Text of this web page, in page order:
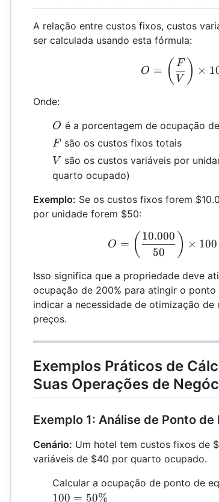
A relação entre custos fixos, custos
ser calculada usando esta fórmula:
O =
O = ( V
F ) ×
Onde:
O
O é a porcentagem de ocupação
F
F são os custos fixos totais
V
V são os custos variáveis por
quarto ocupado)
Exemplo: Se os custos fixos forem
por unidade forem $50:
O =
O = ( 50
10.000 ) × 100
Isso significa que a propriedade deve
ocupação de 200% para atingir o
indicar a necessidade de otimização de
preços.
Exemplos Práticos de
Suas Operações de
Exemplo 1: Análise de Ponto
Cenário: Um hotel tem custos fixos de
variáveis de $40 por quarto ocupado.
Calcular a ocupação de ponto de
100 = 50%